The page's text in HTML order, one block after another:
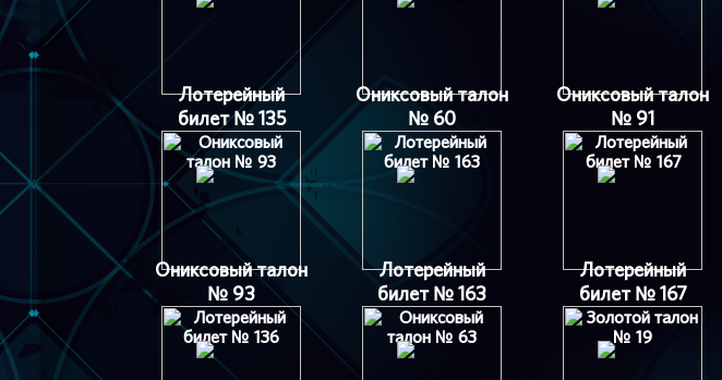
Лотерейный
билет № 135
Ониксовый талон
№ 60
Ониксовый талон
№ 91
Ониксовый талон
№ 93
Лотерейный
билет № 163
Лотерейный
билет № 167